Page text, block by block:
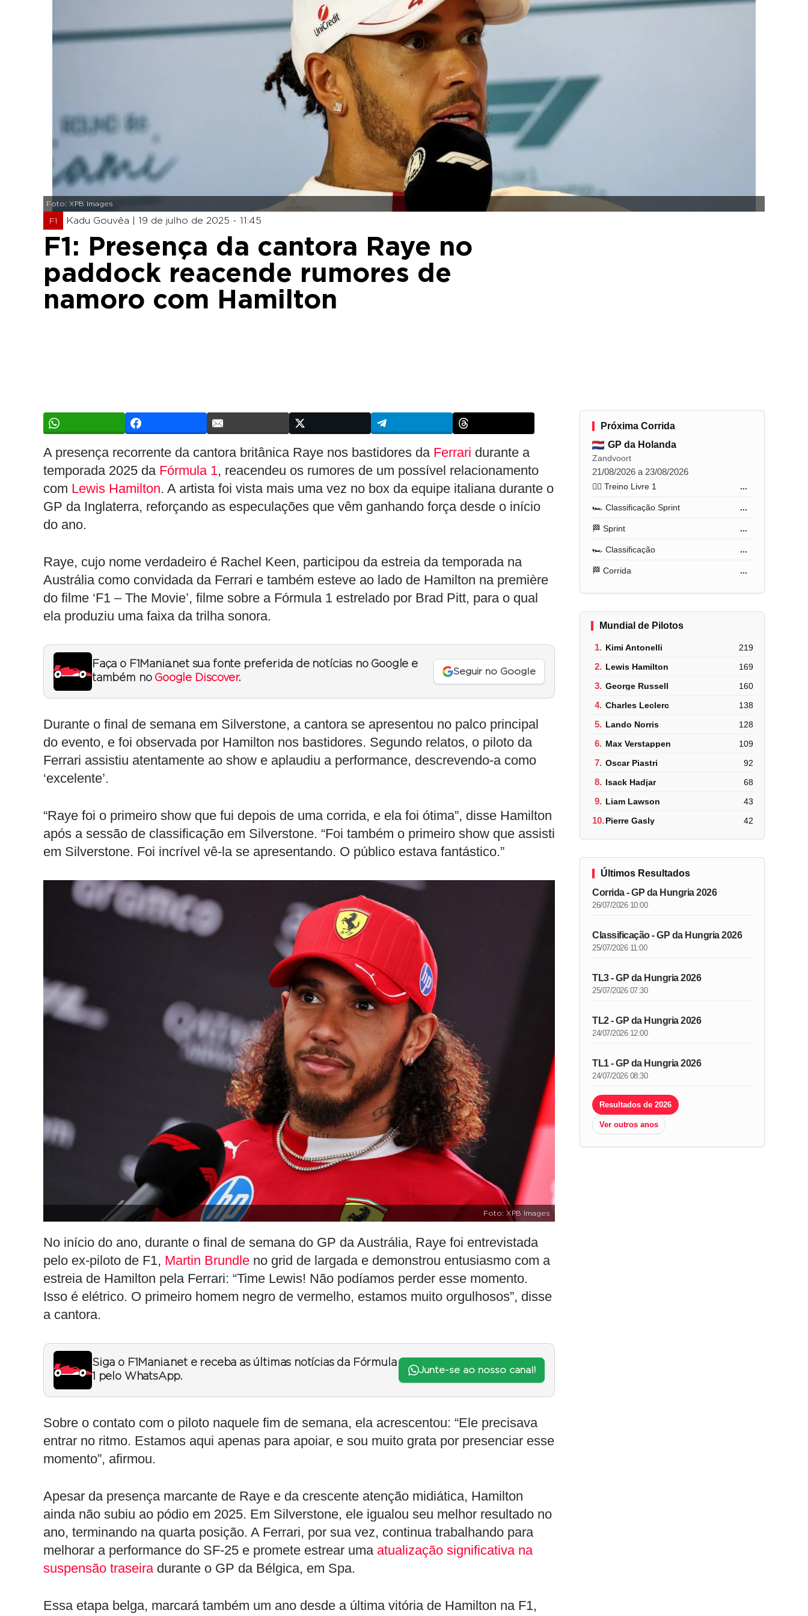
Foto: XPB Images
F1 Kadu Gouvêa | 19 de julho de 2025 - 11:45
F1: Presença da cantora Raye no
paddock reacende rumores de
namoro com Hamilton
A presença recorrente da cantora britânica Raye nos bastidores da Ferrari durante a
temporada 2025 da Fórmula 1, reacendeu os rumores de um possível relacionamento
com Lewis Hamilton. A artista foi vista mais uma vez no box da equipe italiana durante o
GP da Inglaterra, reforçando as especulações que vêm ganhando força desde o início
do ano.
Raye, cujo nome verdadeiro é Rachel Keen, participou da estreia da temporada na
Austrália como convidada da Ferrari e também esteve ao lado de Hamilton na première
do filme ‘F1 – The Movie’, filme sobre a Fórmula 1 estrelado por Brad Pitt, para o qual
ela produziu uma faixa da trilha sonora.
Faça o F1Mania.net sua fonte preferida de notícias no Google e
também no Google Discover.
Seguir no Google
Durante o final de semana em Silverstone, a cantora se apresentou no palco principal
do evento, e foi observada por Hamilton nos bastidores. Segundo relatos, o piloto da
Ferrari assistiu atentamente ao show e aplaudiu a performance, descrevendo-a como
‘excelente’.
“Raye foi o primeiro show que fui depois de uma corrida, e ela foi ótima”, disse Hamilton
após a sessão de classificação em Silverstone. “Foi também o primeiro show que assisti
em Silverstone. Foi incrível vê-la se apresentando. O público estava fantástico.”
Foto: XPB Images
No início do ano, durante o final de semana do GP da Austrália, Raye foi entrevistada
pelo ex-piloto de F1, Martin Brundle no grid de largada e demonstrou entusiasmo com a
estreia de Hamilton pela Ferrari: “Time Lewis! Não podíamos perder esse momento.
Isso é elétrico. O primeiro homem negro de vermelho, estamos muito orgulhosos”, disse
a cantora.
Siga o F1Mania.net e receba as últimas notícias da Fórmula
1 pelo WhatsApp.
Junte-se ao nosso canal!
Sobre o contato com o piloto naquele fim de semana, ela acrescentou: “Ele precisava
entrar no ritmo. Estamos aqui apenas para apoiar, e sou muito grata por presenciar esse
momento”, afirmou.
Apesar da presença marcante de Raye e da crescente atenção midiática, Hamilton
ainda não subiu ao pódio em 2025. Em Silverstone, ele igualou seu melhor resultado no
ano, terminando na quarta posição. A Ferrari, por sua vez, continua trabalhando para
melhorar a performance do SF-25 e promete estrear uma atualização significativa na
suspensão traseiradurante o GP da Bélgica, em Spa.
Essa etapa belga, marcará também um ano desde a última vitória de Hamilton na F1,
Próxima Corrida
GP da Holanda
Zandvoort
21/08/2026 a 23/08/2026
🏋️‍♂️ Treino Livre 1 ...
🏎️ Classificação Sprint ...
🏁 Sprint ...
🏎️ Classificação ...
🏁 Corrida ...
Mundial de Pilotos
1. Kimi Antonelli 219
2. Lewis Hamilton 169
3. George Russell 160
4. Charles Leclerc 138
5. Lando Norris 128
6. Max Verstappen 109
7. Oscar Piastri 92
8. Isack Hadjar 68
9. Liam Lawson 43
10.Pierre Gasly 42
Últimos Resultados
Corrida - GP da Hungria 2026
26/07/2026 10:00
Classificação - GP da Hungria 2026
25/07/2026 11:00
TL3 - GP da Hungria 2026
25/07/2026 07:30
TL2 - GP da Hungria 2026
24/07/2026 12:00
TL1 - GP da Hungria 2026
24/07/2026 08:30
Resultados de 2026
Ver outros anos